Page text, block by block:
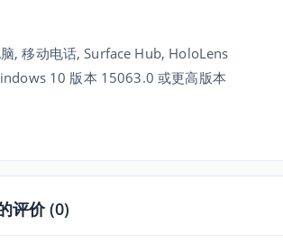
, 移动电话, Surface Hub, HoloLens
10 版本 15063.0 或更高版本
评价 (0)